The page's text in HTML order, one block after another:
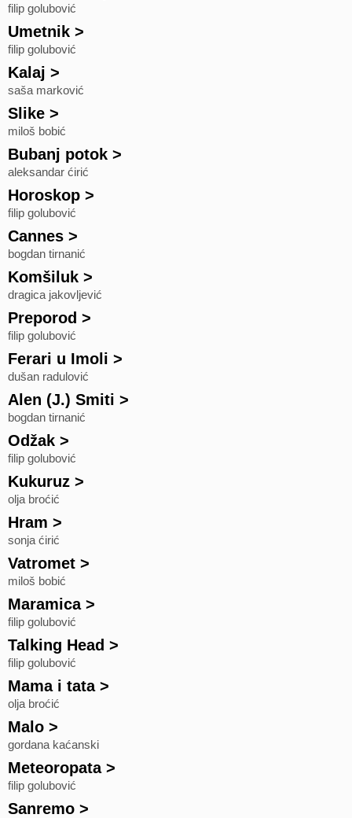
filip golubović
Umetnik >
filip golubović
Kalaj >
saša marković
Slike >
miloš bobić
Bubanj potok >
aleksandar ćirić
Horoskop >
filip golubović
Cannes >
bogdan tirnanić
Komšiluk >
dragica jakovljević
Preporod >
filip golubović
Ferari u Imoli >
dušan radulović
Alen (J.) Smiti >
bogdan tirnanić
Odžak >
filip golubović
Kukuruz >
olja broćić
Hram >
sonja ćirić
Vatromet >
miloš bobić
Maramica>
filip golubović
Talking Head >
filip golubović
Mama i tata>
olja broćić
Malo >
gordana kaćanski
Meteoropata>
filip golubović
Sanremo >